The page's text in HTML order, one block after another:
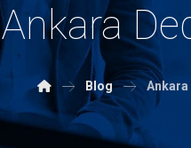
Ankara
Blog